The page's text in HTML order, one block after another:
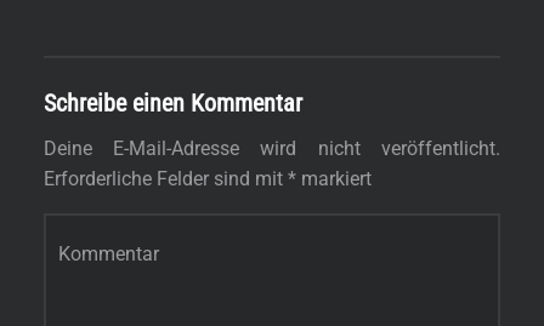
Schreibe einen Kommentar
Deine E-Mail-Adresse wird nicht veröffentlicht.
Erforderliche Felder sind mit *markiert